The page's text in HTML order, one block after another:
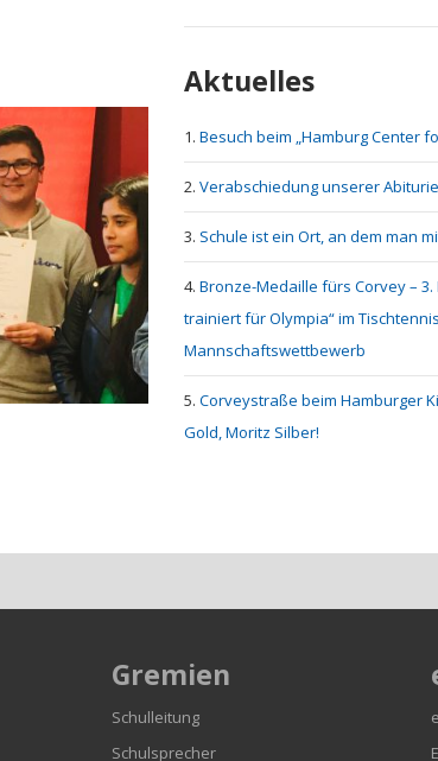
Aktuelles
Besuch beim „Hamburg Center
Verabschiedung unserer
Schule ist ein Ort, an dem man
Bronze-Medaille fürs Corvey – 3.
trainiert für Olympia“ im
Mannschaftswettbewerb
Corveystraße beim Hamburger
Gold, Moritz Silber!
Gremien
Schulleitung
Schulsprecher